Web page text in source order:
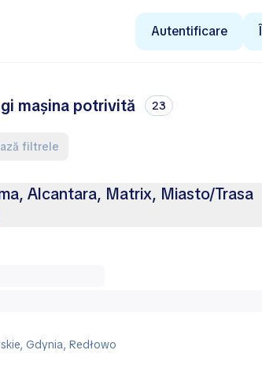
Autentificare
mașina potrivită 23
filtrele
Alcantara, Matrix, Miasto/Trasa
Gdynia, Redłowo